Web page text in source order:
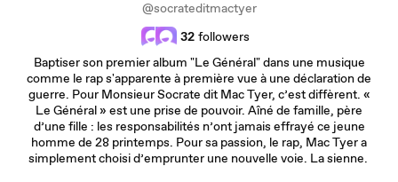
@socrateditmactyer
32 followers
Baptiser son premier album "Le Général" dans une musique
comme le rap s'apparente à première vue à une déclaration de
guerre. Pour Monsieur Socrate dit Mac Tyer, c’est diffèrent. «
Le Général » est une prise de pouvoir. Aîné de famille, père
d’une fille : les responsabilités n’ont jamais effrayé ce jeune
homme de 28 printemps. Pour sa passion, le rap, Mac Tyer a
simplement choisi d’emprunter une nouvelle voie. La sienne.